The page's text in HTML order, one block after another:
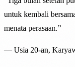
untuk kembali
menata perasaan.”
—Usia 20-an,